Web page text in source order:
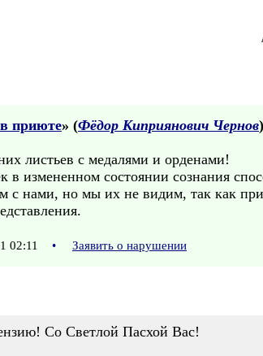
приюте» (Фёдор Киприянович Чернов)
листьев с медалями и орденами!
в измененном состоянии сознания
с нами, но мы их не видим, так как
02:11 • Заявить о нарушении
Со Светлой Пасхой Вас!